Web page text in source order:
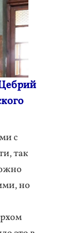
с
так
но